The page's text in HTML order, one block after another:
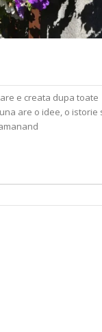
e creata dupa toate
are o idee, o istorie